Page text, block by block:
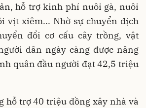
hỗ trợ kinh phí nuôi gà, nuôi
vịt xiêm... Nhờ sự chuyển dịch
đổi cơ cấu cây trồng, vật
dân ngày càng được nâng
quân đầu người đạt 42,5 triệu
hỗ trợ 40 triệu đồng xây nhà và